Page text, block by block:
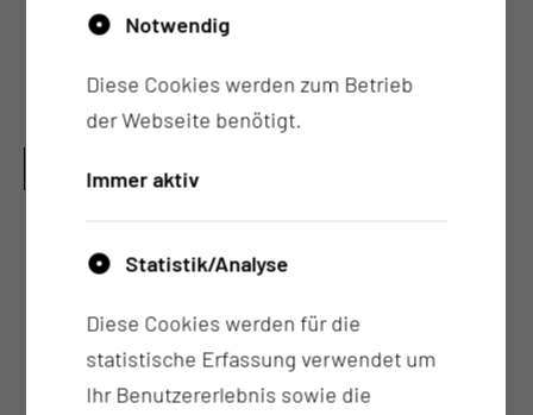
Lungenfunktionsprüfung, Bronchoskopie,
Gastroenterologische Diagnostik
BEHANDLUNGSMÖGLICHKEITEN
Therapiemaßnahmen einschließlich aller
Durchblutungsfördernde
Notwendig
Diese Cookies werden zum Betrieb
der Webseite benötigt.
Immer aktiv
Statistik/Analyse
Diese Cookies werden für die
statistische Erfassung verwendet um
Ihr Benutzererlebnis sowie die